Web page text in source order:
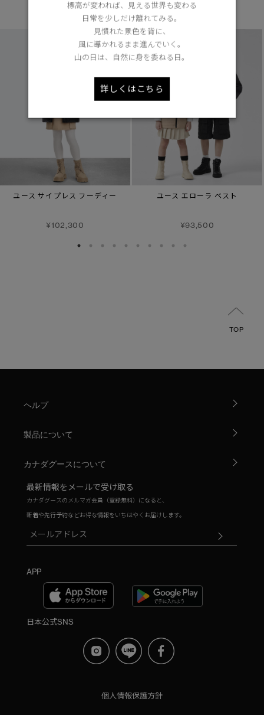
あなたへのおすすめ
ユース サイプレス フーディー
¥102,300
ユース エローラ ベスト
¥93,500
TOP
ヘルプ
製品について
カナダグースについて
最新情報をメールで受け取る
カナダグースのメルマガ会員（登録無料）になると、
新着や先行予約などお得な情報をいちはやくお届けします。
APP
日本公式SNS
個人情報保護方針
標高が変われば、見える世界も変わる
日常を少しだけ離れてみる。
見慣れた景色を背に、
風に導かれるまま進んでいく。
山の日は、自然に身を委ねる日。
詳しくはこちら